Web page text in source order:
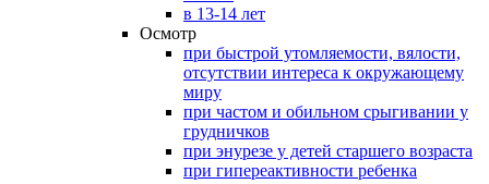
в 13-14 лет
Осмотр
при быстрой утомляемости, вялости,
отсутствии интереса к окружающему
миру
при частом и обильном срыгивании у
грудничков
при энурезе у детей старшего возраста
при гипереактивности ребенка